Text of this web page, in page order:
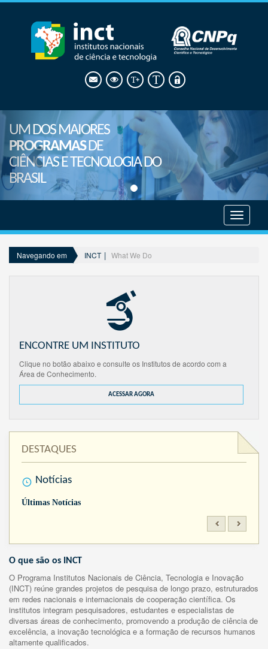
UM DOS MAIORES
PROGRAMASDE
CIÊNCIAS E TECNOLOGIA DO
BRASIL
menu
Navegando em INCT What We Do
ENCONTRE UM INSTITUTO
Clique no botão abaixo e consulte os Institutos de acordo com a
Área de Conhecimento.
ACESSAR AGORA
DESTAQUES
Notícias
Últimas Notícias
O que são os INCT
O Programa Institutos Nacionais de Ciência, Tecnologia e Inovação
(INCT) reúne grandes projetos de pesquisa de longo prazo, estruturados
em redes nacionais e internacionais de cooperação científica. Os
institutos integram pesquisadores, estudantes e especialistas de
diversas áreas de conhecimento, promovendo a produção de ciência de
excelência, a inovação tecnológica e a formação de recursos humanos
altamente qualificados.